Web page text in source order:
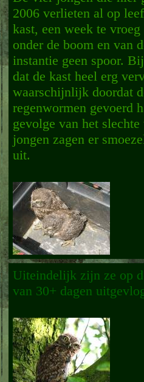
2006 verlieten al op
kast, een week te
onder de boom en van
instantie geen spoor.
dat de kast heel erg
waarschijnlijk doordat
regenwormen gevoerd
gevolge van het
jongen zagen er
uit.
Uiteindelijk zijn ze op
van 30+ dagen